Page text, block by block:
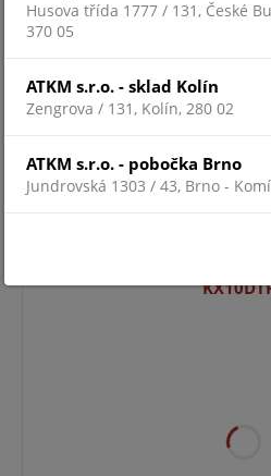
Pro zobrazení informací je
Husova třída 1777 / 131, České
370 05
ATKM s.r.o. - sklad Kolín
Zengrova / 131, Kolín, 280 02
ATKM s.r.o. - pobočka Brno
Jundrovská 1303 / 43, Brno -